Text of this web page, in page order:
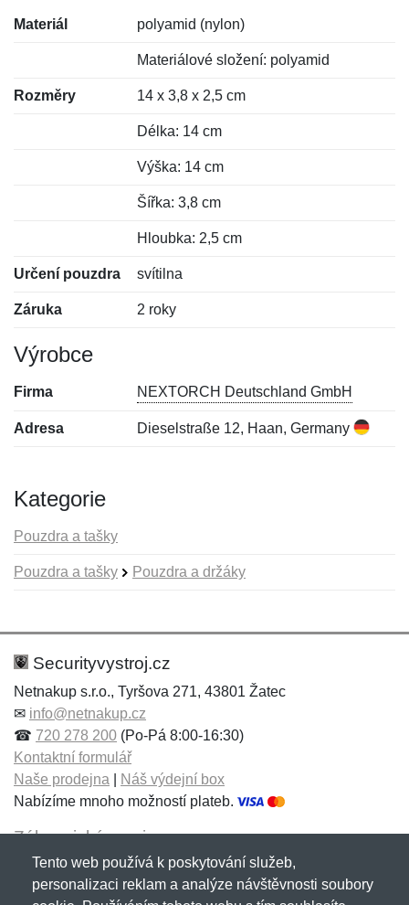
Materiál polyamid (nylon)
Materiálové složení: polyamid
Rozměry 14 x 3,8 x 2,5 cm
Délka: 14 cm
Výška: 14 cm
Šířka: 3,8 cm
Hloubka: 2,5 cm
Určení pouzdra svítilna
Záruka 2 roky
Výrobce
Firma NEXTORCH Deutschland GmbH
Adresa Dieselstraße 12, Haan, Germany
Kategorie
Pouzdra a tašky
Pouzdra a tašky Pouzdra a držáky
Hodnocení:
Jméno: *
Jméno:
E-mail:*
Securityvystroj.cz
Netnakup s.r.o., Tyršova 271, 43801 Žatec
✉ info@netnakup.cz
☎ 720 278 200 (Po-Pá 8:00-16:30)
Kontaktní formulář
Naše prodejna
Náš výdejní box
Nabízíme mnoho možností plateb.
Zákaznický servis
Novinky emailem
Tento web používá k poskytování služeb,
personalizaci reklam a analýze návštěvnosti soubory